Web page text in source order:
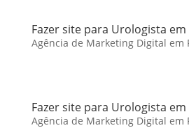
Fazer site para Urologista em
Agência de Marketing Digital em
Fazer site para Urologista em
Agência de Marketing Digital em